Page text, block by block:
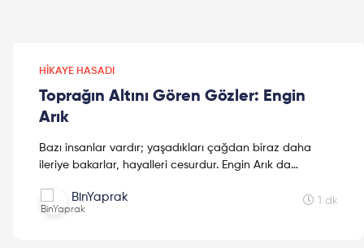
HIKAYE HASADI
Toprağın Altını Gören Gözler: Engin
Arık
Bazı insanlar vardır; yaşadıkları çağdan biraz daha
ileriye bakarlar, hayalleri cesurdur. Engin Arık da
ötesinde, bu topraklarda bilime inanan bir kadının güçlü
yürüyüşüdür.
BinYaprak 1 dk